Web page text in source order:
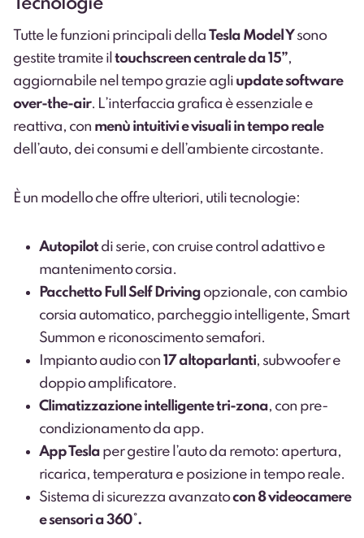
Tutte le funzioni principali della Tesla Model Y sono
gestite tramite il touchscreen centrale da 15”,
aggiornabile nel tempo grazie agli update software
over-the-air. L’interfaccia grafica è essenziale e
reattiva, con menù intuitivi e visuali in tempo reale
dell’auto, dei consumi e dell’ambiente circostante.
È un modello che offre ulteriori, utili tecnologie:
Autopilot di serie, con cruise control adattivo e
mantenimento corsia.
Pacchetto Full Self Driving opzionale, con cambio
corsia automatico, parcheggio intelligente, Smart
Summon e riconoscimento semafori.
Impianto audio con 17 altoparlanti, subwoofer e
doppio amplificatore.
Climatizzazione intelligente tri-zona, con pre-
condizionamento da app.
App Tesla per gestire l’auto da remoto: apertura,
ricarica, temperatura e posizione in tempo reale.
Sistema di sicurezza avanzatocon 8 videocamere
e sensori a 360°.